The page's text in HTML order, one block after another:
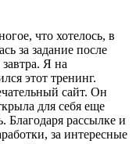
что хотелось, в
за задание после
Я на
этот тренинг.
сайт. Он
для себя еще
Благодаря рассылке и
за интересные